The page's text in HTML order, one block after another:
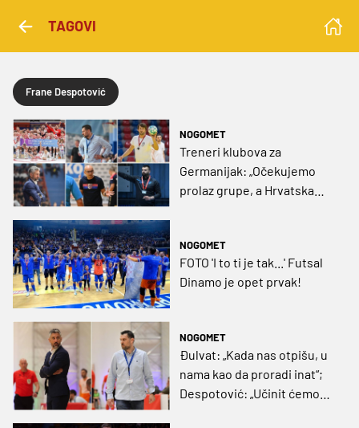
TAGOVI
Frane Despotović
NOGOMET
Treneri klubova za
Germanijak: „Očekujemo
prolaz grupe, a Hrvatska
NOGOMET
FOTO 'I to ti je tak...' Futsal
Dinamo je opet prvak!
NOGOMET
Đulvat: „Kada nas otpišu, u
nama kao da proradi inat“;
Despotović: „Učinit ćemo